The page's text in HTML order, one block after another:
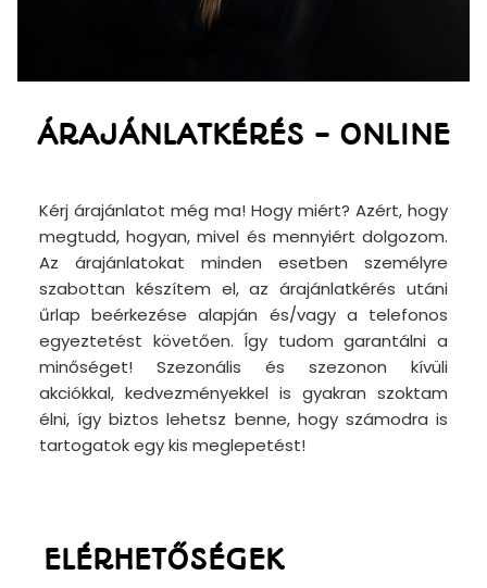
ÁRAJÁNLATKÉRÉS - ONLINE
Kérj árajánlatot még ma! Hogy miért? Azért, hogy
megtudd, hogyan, mivel és mennyiért dolgozom.
Az árajánlatokat minden esetben személyre
szabottan készítem el, az árajánlatkérés utáni
űrlap beérkezése alapján és/vagy a telefonos
egyeztetést követően. Így tudom garantálni a
minőséget! Szezonális és szezonon kívüli
akciókkal, kedvezményekkel is gyakran szoktam
élni, így biztos lehetsz benne, hogy számodra is
tartogatok egy kis meglepetést!
ELÉRHETŐSÉGEK